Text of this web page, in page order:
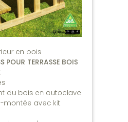
en bois
POUR TERRASSE BOIS
du bois en autoclave
montée avec kit